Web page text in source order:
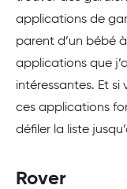
applications de
parent d’un bébé
applications que
intéressantes. Et
ces applications
défiler la liste
Rover